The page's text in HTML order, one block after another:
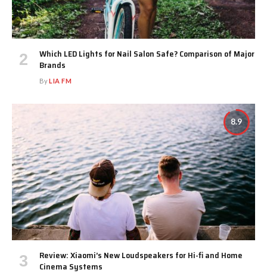
Which LED Lights for Nail Salon Safe? Comparison of Major
Brands
ByLIA FM
8.9
Review: Xiaomi’s New Loudspeakers for Hi-fi and Home
Cinema Systems